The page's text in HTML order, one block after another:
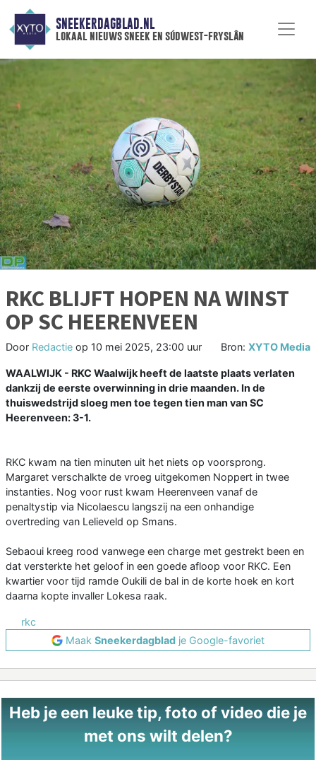
SNEEKERDAGBLAD.NL
lokaal nieuws sneek en súdwest-fryslân
RKC BLIJFT HOPEN NA WINST
OP SC HEERENVEEN
Door Redactie op 10 mei 2025, 23:00 uur Bron: XYTO Media
WAALWIJK - RKC Waalwijk heeft de laatste plaats verlaten
dankzij de eerste overwinning in drie maanden. In de
thuiswedstrijd sloeg men toe tegen tien man van SC
Heerenveen: 3-1.
RKC kwam na tien minuten uit het niets op voorsprong.
Margaret verschalkte de vroeg uitgekomen Noppert in twee
instanties. Nog voor rust kwam Heerenveen vanaf de
penaltystip via Nicolaescu langszij na een onhandige
overtreding van Lelieveld op Smans.
Sebaoui kreeg rood vanwege een charge met gestrekt been en
dat versterkte het geloof in een goede afloop voor RKC. Een
kwartier voor tijd ramde Oukili de bal in de korte hoek en kort
daarna kopte invaller Lokesa raak.
rkc
Maak Sneekerdagblad je Google-favoriet
Heb je een leuke tip, foto of video die je
met ons wilt delen?